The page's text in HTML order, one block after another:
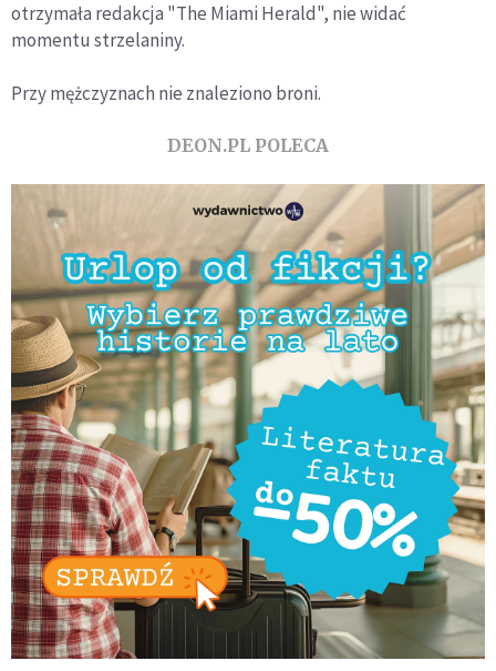
otrzymała redakcja "The Miami Herald", nie widać
momentu strzelaniny.
Przy mężczyznach nie znaleziono broni.
DEON.PL POLECA